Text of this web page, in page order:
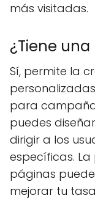
más visitadas.
¿Tiene
Sí, permite la
para
puedes
dirigir a los
específicas.
páginas
mejorar tu